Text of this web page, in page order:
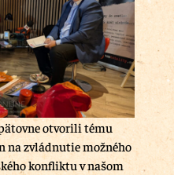
otvorili tému
na zvládnutie možného
konfliktu v našom